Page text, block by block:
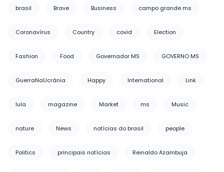
brasil Brave Business campo grande ms
Coronavírus Country covid Election
Fashion Food Governador MS GOVERNO MS
GuerraNaUcrânia Happy International Link
lula magazine Market ms Music
nature News notícias do brasil people
Politics principais notícias Reinaldo Azambuja